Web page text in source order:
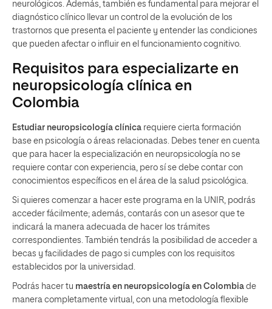
neurológicos. Además, también es fundamental para mejorar el
diagnóstico clínico llevar un control de la evolución de los
trastornos que presenta el paciente y entender las condiciones
que pueden afectar o influir en el funcionamiento cognitivo.
Requisitos para especializarte en
neuropsicología clínica en
Colombia
Estudiar neuropsicología clínica requiere cierta formación
base en psicología o áreas relacionadas. Debes tener en cuenta
que para hacer la especialización en neuropsicología no se
requiere contar con experiencia, pero sí se debe contar con
conocimientos específicos en el área de la salud psicológica.
Si quieres comenzar a hacer este programa en la UNIR, podrás
acceder fácilmente; además, contarás con un asesor que te
indicará la manera adecuada de hacer los trámites
correspondientes. También tendrás la posibilidad de acceder a
becas y facilidades de pago si cumples con los requisitos
establecidos por la universidad.
Podrás hacer tu maestría en neuropsicología en Colombia de
manera completamente virtual, con una metodología flexible